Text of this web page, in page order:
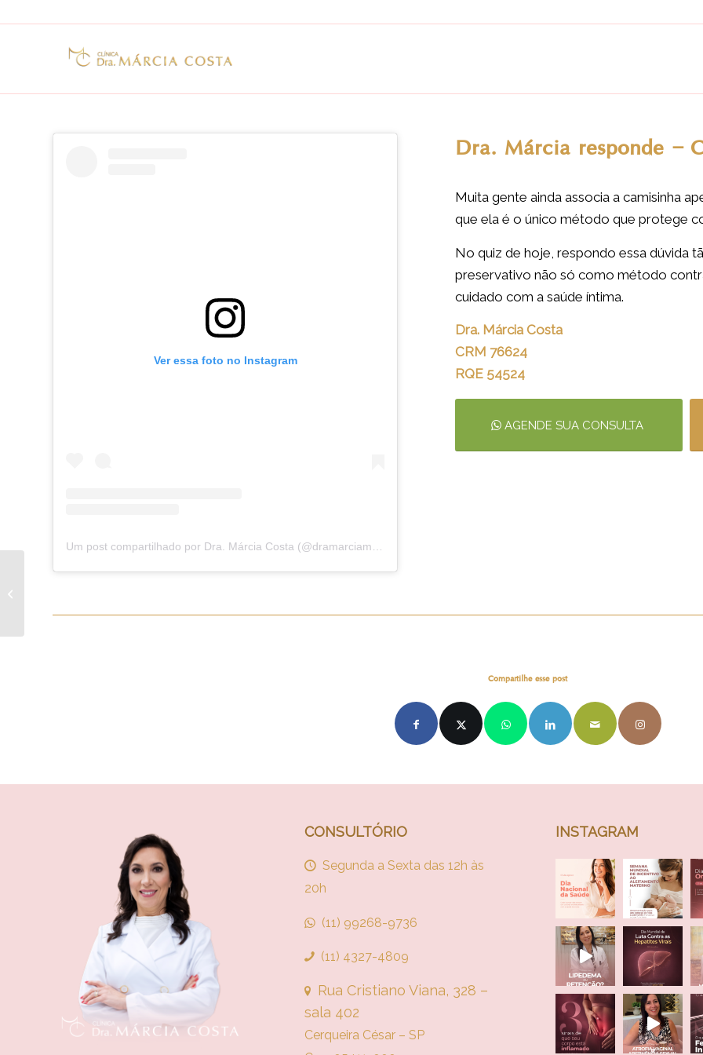
Ver essa foto no Instagram
Dra. Márcia responde –
Muita gente ainda associa a camisinha
que ela é o único método que protege
No quiz de hoje, respondo essa dúvida
preservativo não só como método
cuidado com a saúde íntima.
Dra. Márcia Costa
CRM 76624
RQE 54524
AGENDE SUA CONSULTA
Compartilhe esse post
CONSULTÓRIO
Segunda a Sexta das 12h às
20h
(11) 99268-9736
(11) 4327-4809
Rua Cristiano Viana, 328 –
sala 402
Cerqueira César – SP
INSTAGRAM
Quanto tempo leva